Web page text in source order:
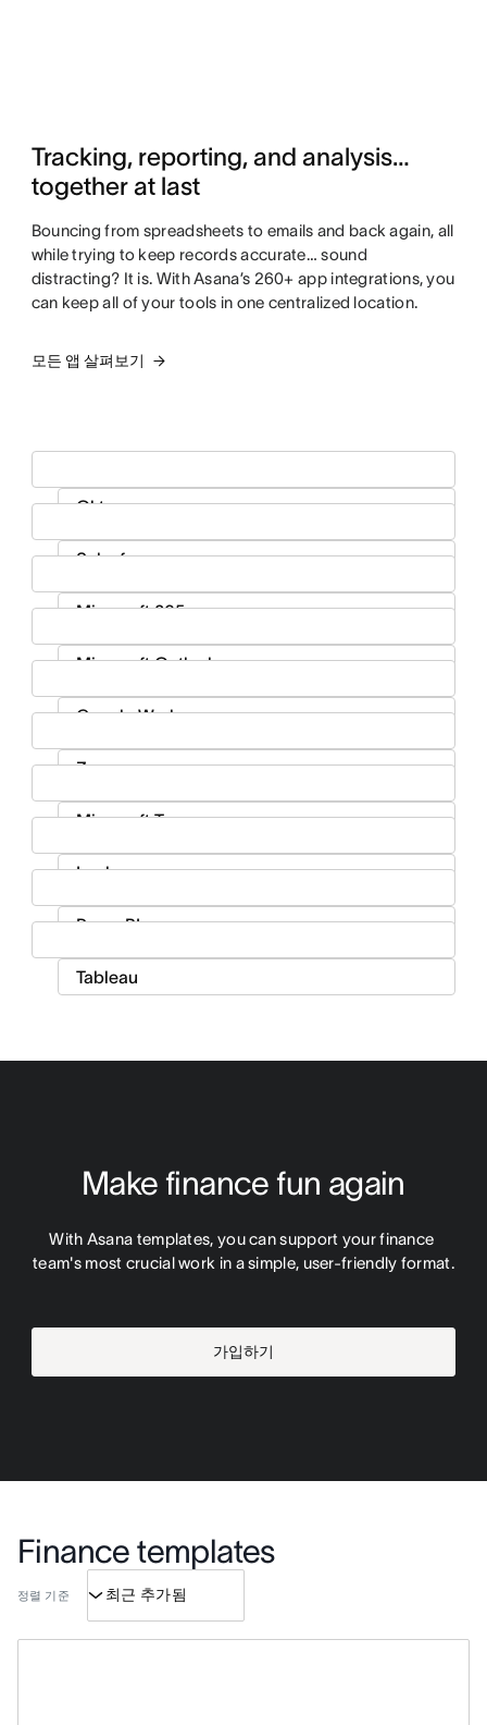
Tracking, reporting, and analysis…
together at last
Bouncing from spreadsheets to emails and back again, all
while trying to keep records accurate… sound
distracting? It is. With Asana’s 260+ app integrations, you
can keep all of your tools in one centralized location.
모든 앱 살펴보기
Make finance fun again
With Asana templates, you can support your finance
team's most crucial work in a simple, user-friendly format.
가입하기
Finance templates
정렬 기준